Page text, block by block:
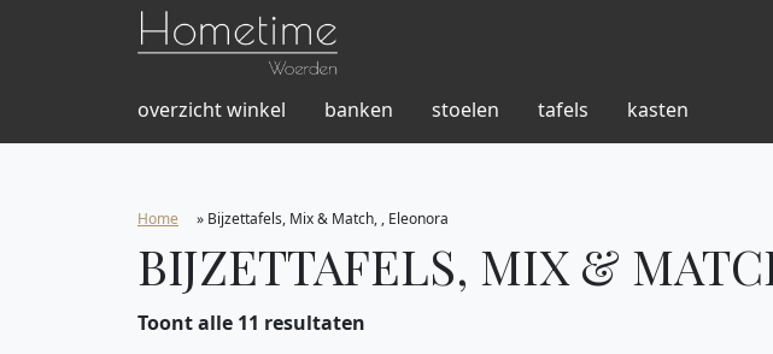
overzicht winkel banken stoelen tafels kasten
Home » Bijzettafels, Mix & Match, , Eleonora
BIJZETTAFELS, MIX &
Toont alle 11 resultaten